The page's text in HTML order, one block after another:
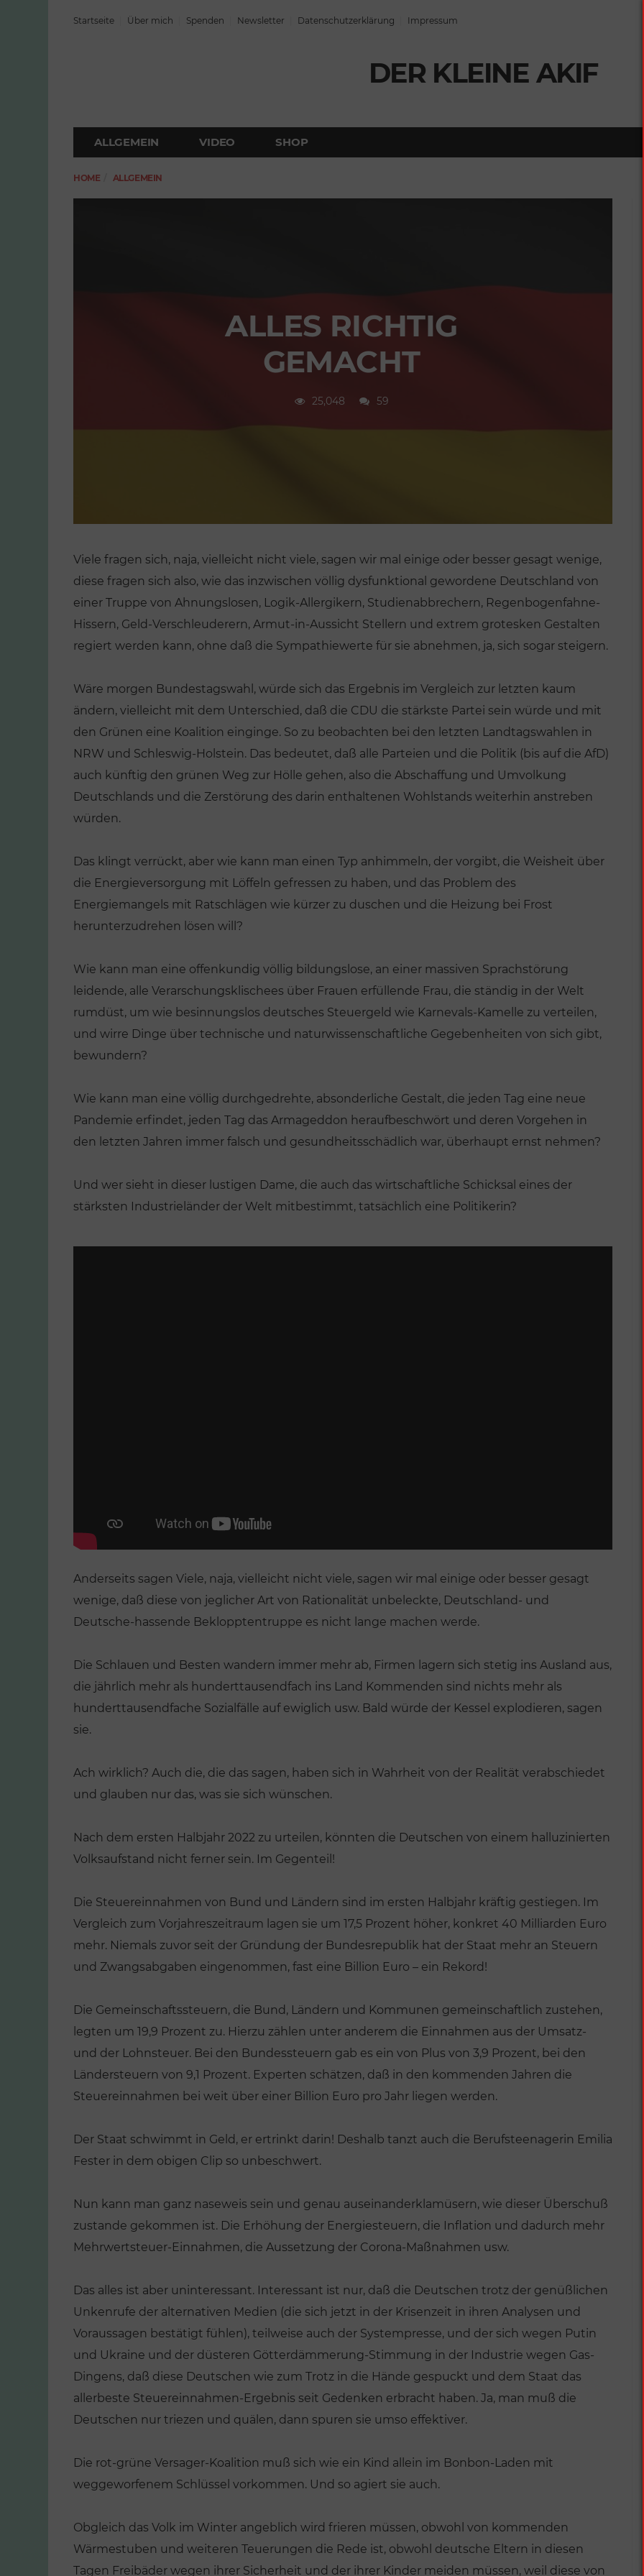
Startseite Über mich Spenden Newsletter Datenschutzerklärung Impressum
DER KLEINE AKIF
ALLGEMEIN VIDEO SHOP
HOME ALLGEMEIN
ALLES RICHTIG
GEMACHT
25,048 59
Viele fragen sich, naja, vielleicht nicht viele, sagen wir mal einige oder besser gesagt wenige,
diese fragen sich also, wie das inzwischen völlig dysfunktional gewordene Deutschland von
einer Truppe von Ahnungslosen, Logik-Allergikern, Studienabbrechern, Regenbogenfahne-
Hissern, Geld-Verschleuderern, Armut-in-Aussicht Stellern und extrem grotesken Gestalten
regiert werden kann, ohne daß die Sympathiewerte für sie abnehmen, ja, sich sogar steigern.
Wäre morgen Bundestagswahl, würde sich das Ergebnis im Vergleich zur letzten kaum
ändern, vielleicht mit dem Unterschied, daß die CDU die stärkste Partei sein würde und mit
den Grünen eine Koalition einginge. So zu beobachten bei den letzten Landtagswahlen in
NRW und Schleswig-Holstein. Das bedeutet, daß alle Parteien und die Politik (bis auf die AfD)
auch künftig den grünen Weg zur Hölle gehen, also die Abschaffung und Umvolkung
Deutschlands und die Zerstörung des darin enthaltenen Wohlstands weiterhin anstreben
würden.
Das klingt verrückt, aber wie kann man einen Typ anhimmeln, der vorgibt, die Weisheit über
die Energieversorgung mit Löffeln gefressen zu haben, und das Problem des
Energiemangels mit Ratschlägen wie kürzer zu duschen und die Heizung bei Frost
herunterzudrehen lösen will?
Wie kann man eine offenkundig völlig bildungslose, an einer massiven Sprachstörung
leidende, alle Verarschungsklischees über Frauen erfüllende Frau, die ständig in der Welt
rumdüst, um wie besinnungslos deutsches Steuergeld wie Karnevals-Kamelle zu verteilen,
und wirre Dinge über technische und naturwissenschaftliche Gegebenheiten von sich gibt,
bewundern?
Wie kann man eine völlig durchgedrehte, absonderliche Gestalt, die jeden Tag eine neue
Pandemie erfindet, jeden Tag das Armageddon heraufbeschwört und deren Vorgehen in
den letzten Jahren immer falsch und gesundheitsschädlich war, überhaupt ernst nehmen?
Und wer sieht in dieser lustigen Dame, die auch das wirtschaftliche Schicksal eines der
stärksten Industrieländer der Welt mitbestimmt, tatsächlich eine Politikerin?
Anderseits sagen Viele, naja, vielleicht nicht viele, sagen wir mal einige oder besser gesagt
wenige, daß diese von jeglicher Art von Rationalität unbeleckte, Deutschland- und
Deutsche-hassende Beklopptentruppe es nicht lange machen werde.
Die Schlauen und Besten wandern immer mehr ab, Firmen lagern sich stetig ins Ausland aus,
die jährlich mehr als hunderttausendfach ins Land Kommenden sind nichts mehr als
hunderttausendfache Sozialfälle auf ewiglich usw. Bald würde der Kessel explodieren, sagen
sie.
Ach wirklich? Auch die, die das sagen, haben sich in Wahrheit von der Realität verabschiedet
und glauben nur das, was sie sich wünschen.
Nach dem ersten Halbjahr 2022 zu urteilen, könnten die Deutschen von einem halluzinierten
Volksaufstand nicht ferner sein. Im Gegenteil!
Die Steuereinnahmen von Bund und Ländern sind im ersten Halbjahr kräftig gestiegen. Im
Vergleich zum Vorjahreszeitraum lagen sie um 17,5 Prozent höher, konkret 40 Milliarden Euro
mehr. Niemals zuvor seit der Gründung der Bundesrepublik hat der Staat mehr an Steuern
und Zwangsabgaben eingenommen, fast eine Billion Euro – ein Rekord!
Die Gemeinschaftssteuern, die Bund, Ländern und Kommunen gemeinschaftlich zustehen,
legten um 19,9 Prozent zu. Hierzu zählen unter anderem die Einnahmen aus der Umsatz-
und der Lohnsteuer. Bei den Bundessteuern gab es ein von Plus von 3,9 Prozent, bei den
Ländersteuern von 9,1 Prozent. Experten schätzen, daß in den kommenden Jahren die
Steuereinnahmen bei weit über einer Billion Euro pro Jahr liegen werden.
Der Staat schwimmt in Geld, er ertrinkt darin! Deshalb tanzt auch die Berufsteenagerin Emilia
Fester in dem obigen Clip so unbeschwert.
Nun kann man ganz naseweis sein und genau auseinanderklamüsern, wie dieser Überschuß
zustande gekommen ist. Die Erhöhung der Energiesteuern, die Inflation und dadurch mehr
Mehrwertsteuer-Einnahmen, die Aussetzung der Corona-Maßnahmen usw.
Das alles ist aber uninteressant. Interessant ist nur, daß die Deutschen trotz der genüßlichen
Unkenrufe der alternativen Medien (die sich jetzt in der Krisenzeit in ihren Analysen und
Voraussagen bestätigt fühlen), teilweise auch der Systempresse, und der sich wegen Putin
und Ukraine und der düsteren Götterdämmerung-Stimmung in der Industrie wegen Gas-
Dingens, daß diese Deutschen wie zum Trotz in die Hände gespuckt und dem Staat das
allerbeste Steuereinnahmen-Ergebnis seit Gedenken erbracht haben. Ja, man muß die
Deutschen nur triezen und quälen, dann spuren sie umso effektiver.
Die rot-grüne Versager-Koalition muß sich wie ein Kind allein im Bonbon-Laden mit
weggeworfenem Schlüssel vorkommen. Und so agiert sie auch.
Obgleich das Volk im Winter angeblich wird frieren müssen, obwohl von kommenden
Wärmestuben und weiteren Teuerungen die Rede ist, obwohl deutsche Eltern in diesen
Tagen Freibäder wegen ihrer Sicherheit und der ihrer Kinder meiden müssen, weil diese von
Die große
Verschwulung
Deutschland von
Sinnen